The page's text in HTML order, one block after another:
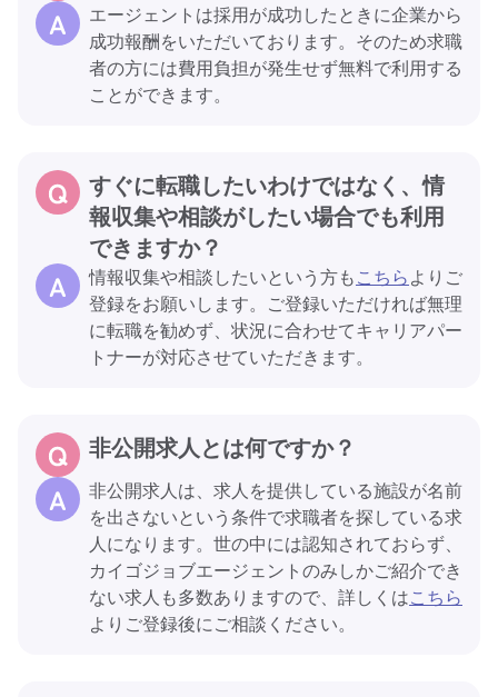
エージェントは採用が成功したときに企業から
成功報酬をいただいております。そのため求職
者の方には費用負担が発生せず無料で利用する
ことができます。
すぐに転職したいわけではなく、情
報収集や相談がしたい場合でも利用
できますか？
情報収集や相談したいという方もこちらよりご
登録をお願いします。ご登録いただければ無理
に転職を勧めず、状況に合わせてキャリアパー
トナーが対応させていただきます。
非公開求人とは何ですか？
非公開求人は、求人を提供している施設が名前
を出さないという条件で求職者を探している求
人になります。世の中には認知されておらず、
カイゴジョブエージェントのみしかご紹介でき
ない求人も多数ありますので、詳しくはこちら
よりご登録後にご相談ください。